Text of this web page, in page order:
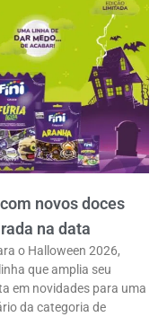
novos doces
na data
o Halloween 2026,
que amplia seu
em novidades para uma
da categoria de